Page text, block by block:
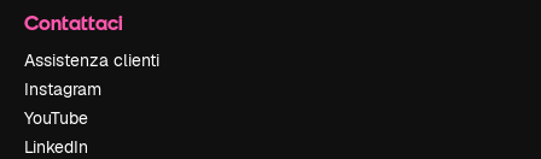
Contattaci
Assistenza clienti
Instagram
YouTube
LinkedIn